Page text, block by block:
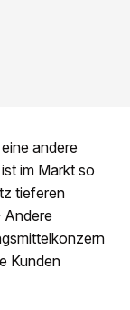
andere
im Markt so
tieferen
Andere
Kunden